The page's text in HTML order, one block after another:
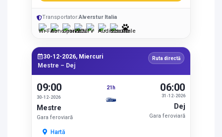
Transportator:Alverstur Italia
30-12-2026, Miercuri
Mestre – Dej
Ruta directă
09:00
30-12-2026
Mestre
Gara feroviară
Hartă
21h
31-12-2026
06:00
Dej
Gara feroviară